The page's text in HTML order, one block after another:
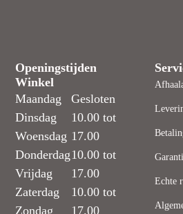
Openingstijden
Winkel
Maandag
Dinsdag
Woensdag
Donderdag
Vrijdag
Zaterdag
Zondag
Gesloten
10.00 tot
17.00
10.00 tot
17.00
10.00 tot
17.00
Echte